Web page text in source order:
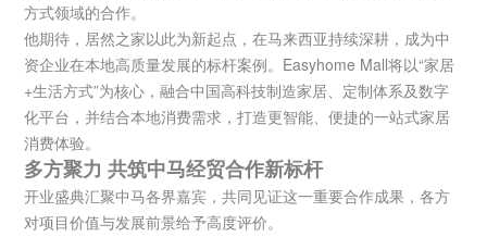
方式领域的合作。
他期待，居然之家以此为新起点，在马来西亚持续深耕，成为中
资企业在本地高质量发展的标杆案例。Easyhome Mall将以“家居
+生活方式”为核心，融合中国高科技制造家居、定制体系及数字
化平台，并结合本地消费需求，打造更智能、便捷的一站式家居
消费体验。
多方聚力 共筑中马经贸合作新标杆
开业盛典汇聚中马各界嘉宾，共同见证这一重要合作成果，各方
对项目价值与发展前景给予高度评价。